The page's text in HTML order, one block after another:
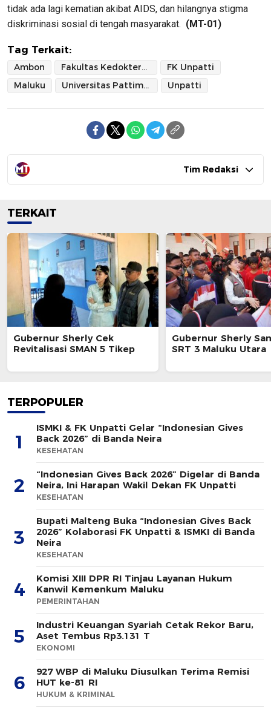
tidak ada lagi kematian akibat AIDS, dan hilangnya stigma
diskriminasi sosial di tengah masyarakat. (MT-01)
Tag Terkait:
Ambon Fakultas Kedokteran Universitas Pattimura
FK Unpatti
Maluku
Universitas Pattimura Unpatti
Tim Redaksi
TERKAIT
Gubernur Sherly Cek
Revitalisasi SMAN 5 Tikep
Gubernur Sherly
SRT 3 Maluku Utara
TERPOPULER
1
ISMKI & FK Unpatti Gelar “Indonesian Gives
Back 2026” di Banda Neira
KESEHATAN
2
“Indonesian Gives Back 2026” Digelar di Banda
Neira, Ini Harapan Wakil Dekan FK Unpatti
KESEHATAN
3
Bupati Malteng Buka “Indonesian Gives Back
2026” Kolaborasi FK Unpatti & ISMKI di Banda
Neira
KESEHATAN
4
Komisi XIII DPR RI Tinjau Layanan Hukum
Kanwil Kemenkum Maluku
PEMERINTAHAN
5
Industri Keuangan Syariah Cetak Rekor Baru,
Aset Tembus Rp3.131 T
EKONOMI
6
927 WBP di Maluku Diusulkan Terima Remisi
HUT ke-81 RI
HUKUM & KRIMINAL